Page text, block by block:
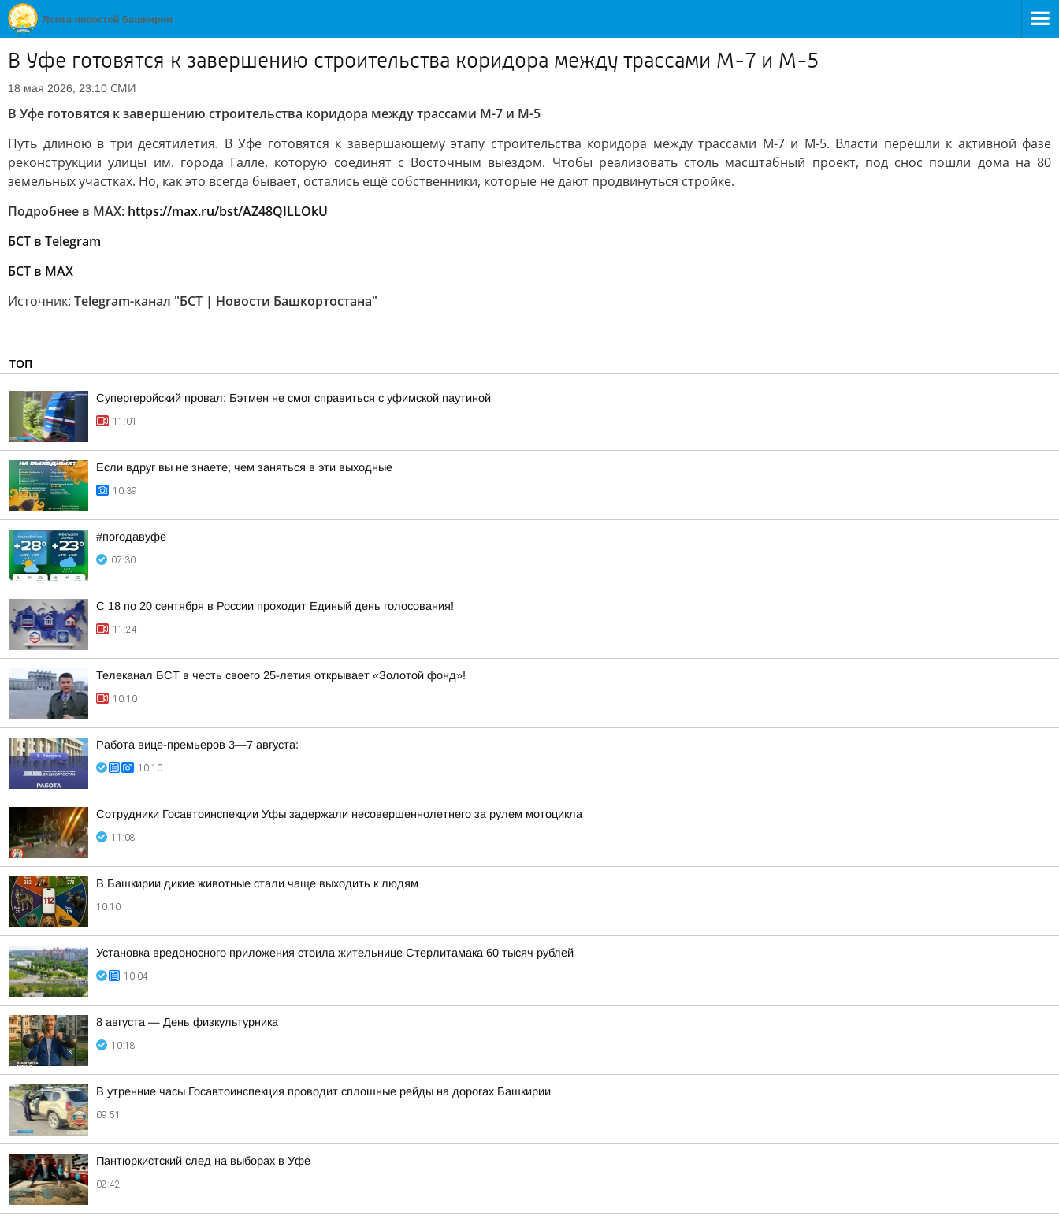
В Уфе готовятся к завершению строительства коридора между трассами М-7 и М-5
18 мая 2026, 23:10 СМИ
В Уфе готовятся к завершению строительства коридора между трассами М-7 и М-5
Путь длиною в три десятилетия. В Уфе готовятся к завершающему этапу строительства коридора между трассами М-7 и М-5. Власти перешли к активной фазе
реконструкции улицы им. города Галле, которую соединят с Восточным выездом. Чтобы реализовать столь масштабный проект, под снос пошли дома на 80
земельных участках. Но, как это всегда бывает, остались ещё собственники, которые не дают продвинуться стройке.
Подробнее в MAX: https://max.ru/bst/AZ48QILLOkU
БСТ в Telegram
БСТ в МАХ
Источник: Telegram-канал "БСТ | Новости Башкортостана"
ТОП
Супергеройский провал: Бэтмен не смог справиться с уфимской паутиной
11:01
Если вдруг вы не знаете, чем заняться в эти выходные
10:39
#погодавуфе
07:30
С 18 по 20 сентября в России проходит Единый день голосования!
11:24
Телеканал БСТ в честь своего 25-летия открывает «Золотой фонд»!
10:10
Работа вице-премьеров 3—7 августа:
10:10
Сотрудники Госавтоинспекции Уфы задержали несовершеннолетнего за рулем мотоцикла
11:08
В Башкирии дикие животные стали чаще выходить к людям
10:10
Установка вредоносного приложения стоила жительнице Стерлитамака 60 тысяч рублей
10:04
8 августа — День физкультурника
10:18
В утренние часы Госавтоинспекция проводит сплошные рейды на дорогах Башкирии
09:51
Пантюркистский след на выборах в Уфе
02:42